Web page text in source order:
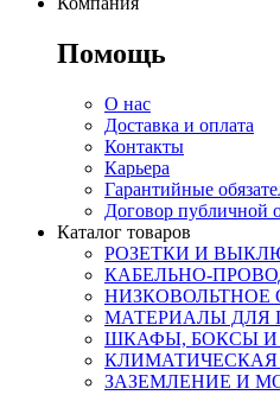
Помощь
О нас
Доставка и оплата
Контакты
Карьера
Гарантийные
Договор публичной
Каталог товаров
РОЗЕТКИ И
КАБЕЛЬНО-
НИЗКОВОЛЬТНОЕ
МАТЕРИАЛЫ ДЛЯ
ШКАФЫ, БОКСЫ
ЗАЗЕМЛЕНИЕ И